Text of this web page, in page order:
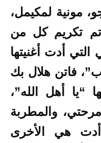
مونية لمكيمل،
تكريم كل من
أدت أغنيتها
فاتن هلال بك
“يا أهل الله”،
مرحتي، والمطربة
هي الأخرى